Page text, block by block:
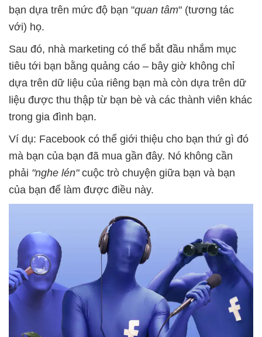
bạn dựa trên mức độ bạn "quan tâm" (tương tác
với) họ.
Sau đó, nhà marketing có thể bắt đầu nhắm mục
tiêu tới bạn bằng quảng cáo – bây giờ không chỉ
dựa trên dữ liệu của riêng bạn mà còn dựa trên dữ
liệu được thu thập từ bạn bè và các thành viên khác
trong gia đình bạn.
Ví dụ: Facebook có thể giới thiệu cho bạn thứ gì đó
mà bạn của bạn đã mua gần đây. Nó không cần
phải "nghe lén"cuộc trò chuyện giữa bạn và bạn
của bạn để làm được điều này.